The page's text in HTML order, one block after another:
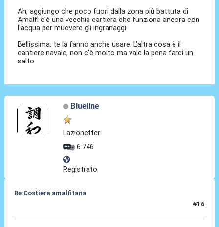
Ah, aggiungo che poco fuori dalla zona più battuta di
Amalfi c'è una vecchia cartiera che funziona ancora con
l'acqua per muovere gli ingranaggi.
Bellissima, te la fanno anche usare. L'altra cosa è il
cantiere navale, non c'è molto ma vale la pena farci un
salto.
Blueline
Lazionetter
6.746
Registrato
Re:Costiera amalfitana
#16